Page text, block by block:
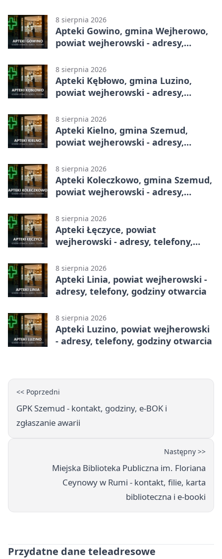
8 sierpnia 2026
Apteki Gowino, gmina Wejherowo,
powiat wejherowski - adresy,
8 sierpnia 2026
Apteki Kębłowo, gmina Luzino,
powiat wejherowski - adresy,
8 sierpnia 2026
Apteki Kielno, gmina Szemud,
powiat wejherowski - adresy,
8 sierpnia 2026
Apteki Koleczkowo, gmina Szemud,
powiat wejherowski - adresy,
8 sierpnia 2026
Apteki Łęczyce, powiat
wejherowski - adresy, telefony,
8 sierpnia 2026
Apteki Linia, powiat wejherowski -
adresy, telefony, godziny otwarcia
8 sierpnia 2026
Apteki Luzino, powiat wejherowski
- adresy, telefony, godziny otwarcia
<< Poprzedni
GPK Szemud - kontakt, godziny, e-BOK i
zgłaszanie awarii
Następny >>
Miejska Biblioteka Publiczna im. Floriana
Ceynowy w Rumi - kontakt, filie, karta
biblioteczna i e-booki
Przydatne dane teleadresowe